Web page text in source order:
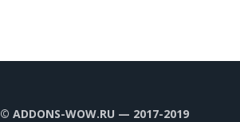
© ADDONS-WOW.RU — 2017-2019